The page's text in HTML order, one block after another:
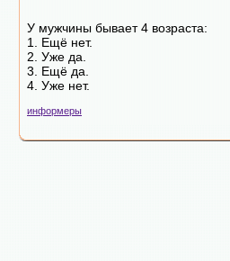
У мужчины бывает 4 возраста:
1. Ещё нет.
2. Уже да.
3. Ещё да.
4. Уже нет.
информеры